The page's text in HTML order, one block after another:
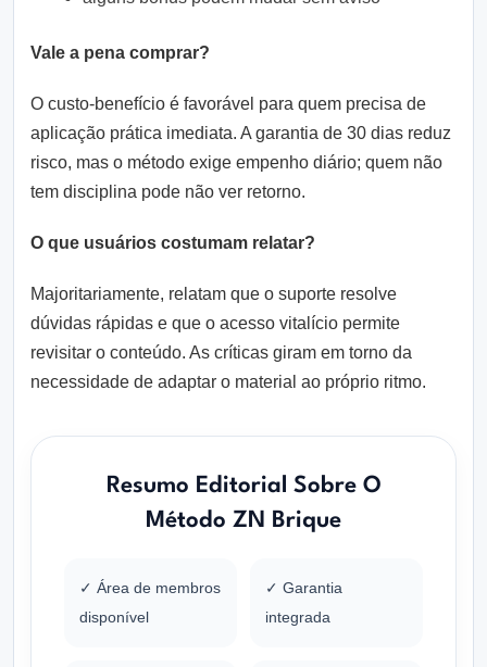
Vale a pena comprar?
O custo‑benefício é favorável para quem precisa de
aplicação prática imediata. A garantia de 30 dias reduz
risco, mas o método exige empenho diário; quem não
tem disciplina pode não ver retorno.
O que usuários costumam relatar?
Majoritariamente, relatam que o suporte resolve
dúvidas rápidas e que o acesso vitalício permite
revisitar o conteúdo. As críticas giram em torno da
necessidade de adaptar o material ao próprio ritmo.
Resumo Editorial Sobre O
Método ZN Brique
✓ Área de membros
disponível
✓ Garantia
integrada